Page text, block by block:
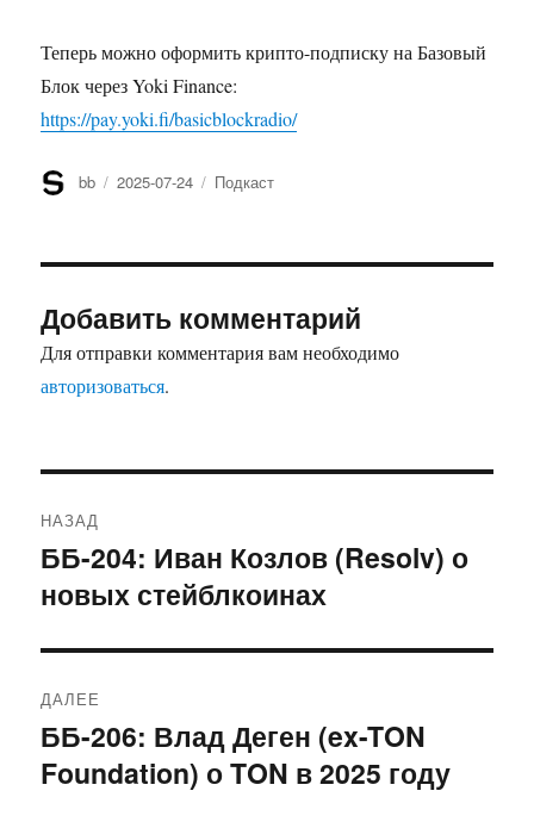
Теперь можно оформить крипто-подписку на Базовый
Блок через Yoki Finance:
https://pay.yoki.fi/basicblockradio/
Автор
bb Опубликовано
2025-07-24 Рубрики
Подкаст
Добавить комментарий
Для отправки комментария вам необходимо
авторизоваться.
по
записям
НАЗАД
Предыдущая
запись:
ББ-204: Иван Козлов (Resolv) о
новых стейблкоинах
ДАЛЕЕ
Следующая
запись:
ББ-206: Влад Деген (ex-TON
Foundation) о TON в 2025 году